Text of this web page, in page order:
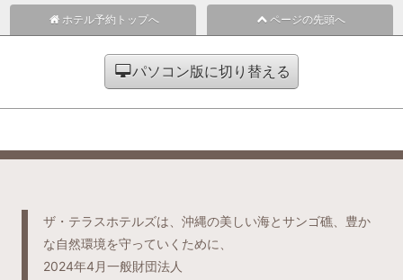
ホテル予約トップへ ページの先頭へ
パソコン版に切り替える
ザ・テラスホテルズは、沖縄の美しい海とサンゴ礁、豊か
な自然環境を守っていくために、
2024年4月一般財団法人